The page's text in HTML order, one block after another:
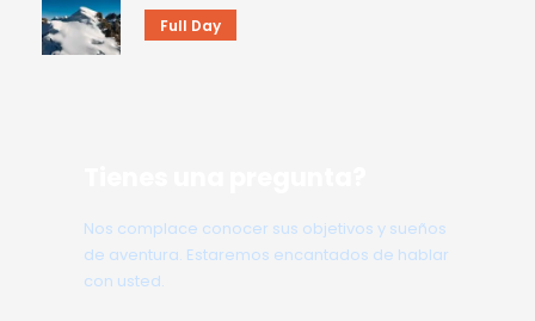
Full Day
Nos complace conocer sus objetivos y sueños
de aventura. Estaremos encantados de hablar
con usted.